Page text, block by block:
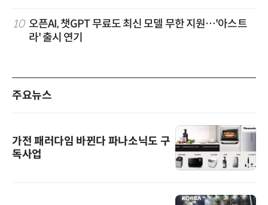
10 오픈AI, 챗GPT 무료도 최신 모델 무한 지원…'아스트
라' 출시 연기
주요뉴스
가전 패러다임 바뀐다 파나소닉도 구
독사업